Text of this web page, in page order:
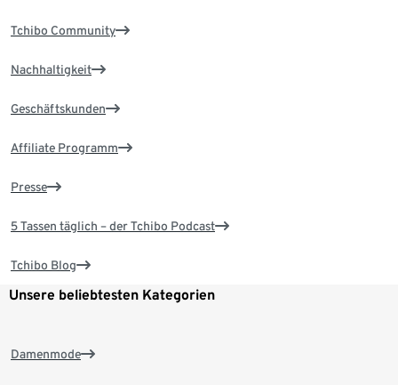
Tchibo Community
Nachhaltigkeit
Geschäftskunden
Affiliate Programm
Presse
5 Tassen täglich – der Tchibo Podcast
Tchibo Blog
Unsere beliebtesten Kategorien
Damenmode